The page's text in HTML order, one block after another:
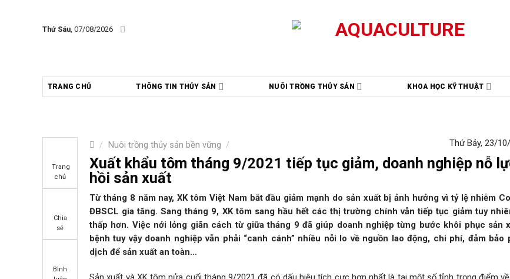
Thứ Sáu, 07/08/2026
TRANG CHỦ THÔNG TIN THỦY SẢN NUÔI TRỒNG THỦY SẢN KHOA HỌC KỸ THUẬT
/ Nuôi trồng thủy sản bền vững /
Trang
chủ
Chia
sẻ
Bình
Thứ Bảy, 23/
Xuất khẩu tôm tháng 9/2021 tiếp tục giảm, doanh nghiệp nỗ
hồi sản xuất
Từ tháng 8 năm nay, XK tôm Việt Nam bắt đầu giảm mạnh do sản xuất bị ảnh hưởng vì tỷ lệ nhiễm
ĐBSCL gia tăng. Sang tháng 9, XK tôm sang hầu hết các thị trường chính vẫn tiếp tục giảm tuy
thấp hơn. Việc nới lỏng giãn cách từ giữa tháng 9 đã giúp doanh nghiệp từng bước khôi phục sản
bệnh tuy vậy doanh nghiệp vẫn phải “canh cánh” nhiều nỗi lo về nguồn lao động, chi phí, đảm bảo
dịch để sản xuất an toàn…